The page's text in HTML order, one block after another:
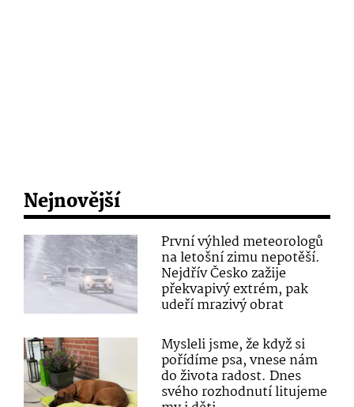
Nejnovější
První výhled meteorologů
na letošní zimu nepotěší.
Nejdřív Česko zažije
překvapivý extrém, pak
udeří mrazivý obrat
Mysleli jsme, že když si
pořídíme psa, vnese nám
do života radost. Dnes
svého rozhodnutí litujeme